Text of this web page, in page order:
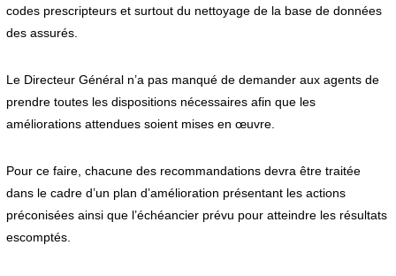
codes prescripteurs et surtout du nettoyage de la base de données
des assurés.
Le Directeur Général n’a pas manqué de demander aux agents de
prendre toutes les dispositions nécessaires afin que les
améliorations attendues soient mises en œuvre.
Pour ce faire, chacune des recommandations devra être traitée
dans le cadre d’un plan d’amélioration présentant les actions
préconisées ainsi que l’échéancier prévu pour atteindre les résultats
escomptés.